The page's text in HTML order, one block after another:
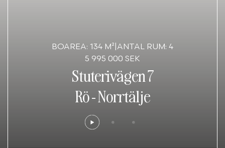
BOAREA: 134 M² ANTAL RUM: 4
5 995 000 SEK
Stuterivägen 7
Rö-Norrtälje